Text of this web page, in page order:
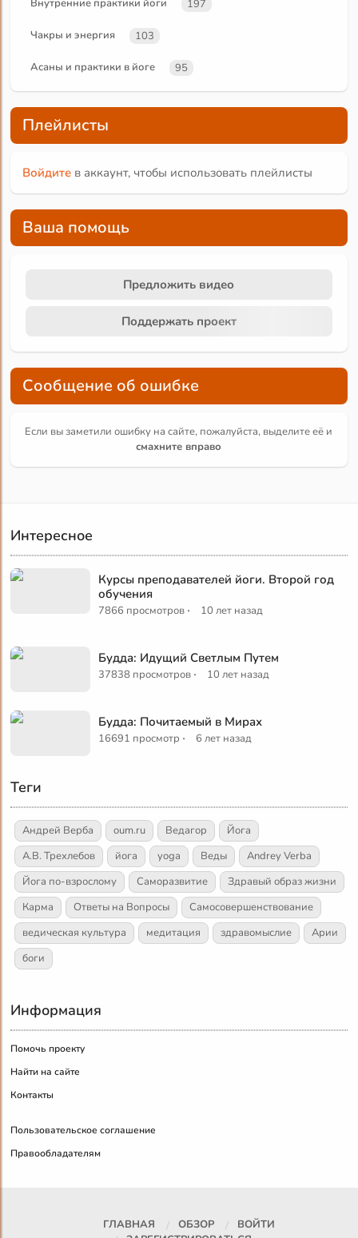
Внутренние практики йоги 197
Чакры и энергия 103
Асаны и практики в йоге 95
Плейлисты
Войдите в аккаунт, чтобы использовать плейлисты
Ваша помощь
Предложить видео
Поддержать проект
Сообщение об ошибке
Если вы заметили ошибку на сайте, пожалуйста, выделите её и
смахните вправо
Интересное
Курсы преподавателей йоги. Второй год
обучения
7866 просмотров · 10 лет назад
Будда: Идущий Светлым Путем
37838 просмотров · 10 лет назад
Будда: Почитаемый в Мирах
16691 просмотр · 6 лет назад
Теги
Андрей Верба oum.ru Ведагор
Йога
А.В. Трехлебов
йога yoga Веды
Andrey Verba
Йога по-взрослому
Саморазвитие
Здравый образ жизни
Карма
Ответы на Вопросы
Самосовершенствование
ведическая культура
медитация здравомыслие
Арии
боги
Информация
Помочь проекту
Найти на сайте
Контакты
Пользовательское соглашение
Правообладателям
ГЛАВНАЯ ОБЗОР
ВОЙТИ